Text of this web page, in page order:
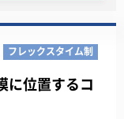
フレックスタイム制
に位置するコ